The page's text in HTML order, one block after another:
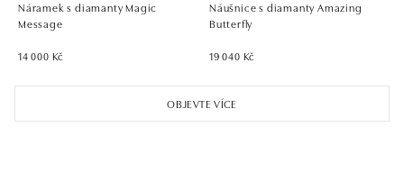
dnes otevřeno od 10:00
OBJEVTE VÍCE
Náramek s diamanty Magic
Message
14 000 Kč
Náušnice s diamanty Amazing
Butterfly
19 040 Kč